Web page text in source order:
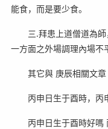
能食，而是要少食。
三.拜患上道僧道為師
一方面之外場調理內場不
其它與 庚辰相關文章
丙申日生于酉時，丙
丙申日生于酉時好嗎